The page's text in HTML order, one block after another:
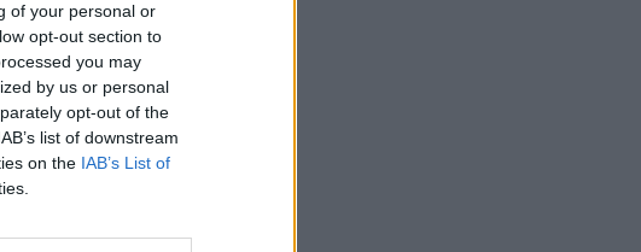
of your personal or
opt-out section to
you may
by us or personal
opt-out of the
list of downstream
on the IAB’s List of
Žinios | Lietuvos diena